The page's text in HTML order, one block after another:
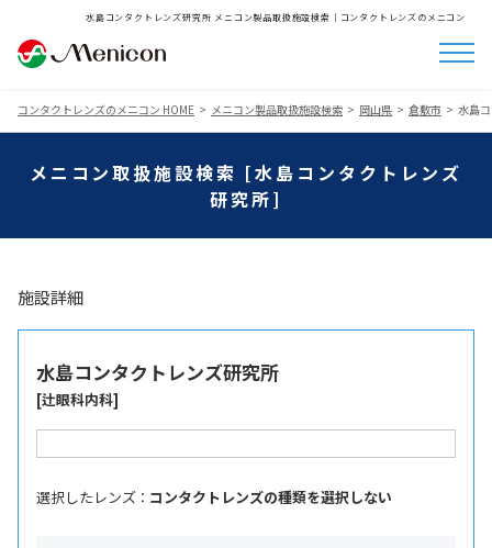
水島コンタクトレンズ研究所 メニコン製品取扱施設検索│コンタクトレンズのメニコン
コンタクトレンズのメニコン HOME メニコン製品取扱施設検索 岡山県 倉敷市 水島
メニコン取扱施設検索 [水島コンタクトレンズ
研究所]
施設詳細
水島コンタクトレンズ研究所
[辻眼科内科]
選択したレンズ ： コンタクトレンズの種類を選択しない